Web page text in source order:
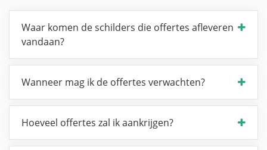
Waar komen de schilders die offertes afleveren
vandaan?
Wanneer mag ik de offertes verwachten?
Hoeveel offertes zal ik aankrijgen?